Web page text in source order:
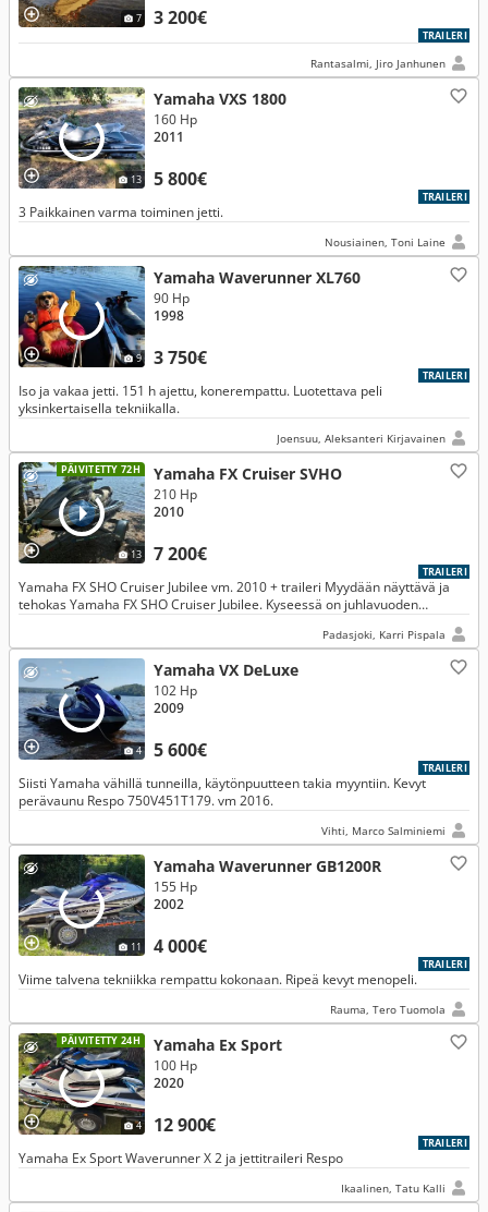
7 3 200€
TRAILERI
Rantasalmi, Jiro Janhunen
13
Yamaha VXS 1800
5 800€
160 Hp
2011
TRAILERI
3 Paikkainen varma toiminen jetti.
Nousiainen, Toni Laine
9
Yamaha Waverunner XL760
3 750€
90 Hp
1998
TRAILERI
Iso ja vakaa jetti. 151 h ajettu, konerempattu. Luotettava peli
yksinkertaisella tekniikalla.
Joensuu, Aleksanteri Kirjavainen
PÄIVITETTY 72H
13
Yamaha FX Cruiser SVHO
7 200€
210 Hp
2010
TRAILERI
Yamaha FX SHO Cruiser Jubilee vm. 2010 + traileri Myydään näyttävä ja
tehokas Yamaha FX SHO Cruiser Jubilee. Kyseessä on juhlavuoden
Padasjoki, Karri Pispala
4
Yamaha VX DeLuxe
5 600€
102 Hp
2009
TRAILERI
Siisti Yamaha vähillä tunneilla, käytönpuutteen takia myyntiin. Kevyt
perävaunu Respo 750V451T179. vm 2016.
Vihti, Marco Salminiemi
11
Yamaha Waverunner GB1200R
4 000€
155 Hp
2002
TRAILERI
Viime talvena tekniikka rempattu kokonaan. Ripeä kevyt menopeli.
Rauma, Tero Tuomola
PÄIVITETTY 24H
4
Yamaha Ex Sport
12 900€
100 Hp
2020
TRAILERI
Yamaha Ex Sport Waverunner X 2 ja jettitraileri Respo
Ikaalinen, Tatu Kalli